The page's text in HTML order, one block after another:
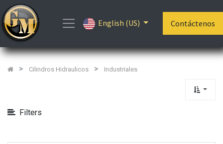
English (US) Contáctenos
Cilindros Hidraulicos Industriales
Filters
Show
Categories